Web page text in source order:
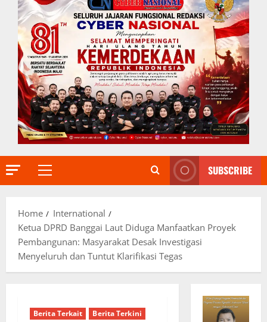
Primary
SUBSCRIBE
Home
International
Ketua DPRD Banggai Laut Diduga Manfaatkan Proyek
Pembangunan: Masyarakat Desak Investigasi
Menyeluruh dan Tuntut Klarifikasi Tegas
Berita Terkait
Berita Terkini